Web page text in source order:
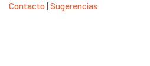
Contacto |Sugerencias